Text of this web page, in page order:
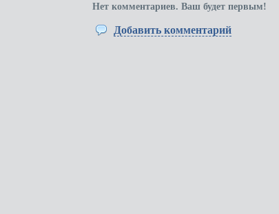
Нет комментариев. Ваш будет первым!
Добавить комментарий